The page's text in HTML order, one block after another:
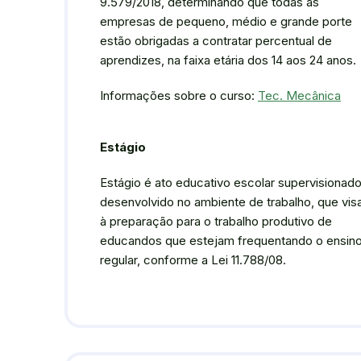
empresas de pequeno, médio e grande porte
estão obrigadas a contratar percentual de
aprendizes, na faixa etária dos 14 aos 24 anos.
Informações sobre o curso: Tec. Mecânica
Estágio
Estágio é ato educativo escolar
desenvolvido no ambiente de trabalho, que
à preparação para o trabalho produtivo de
educandos que estejam frequentando o
regular, conforme a Lei 11.788/08.